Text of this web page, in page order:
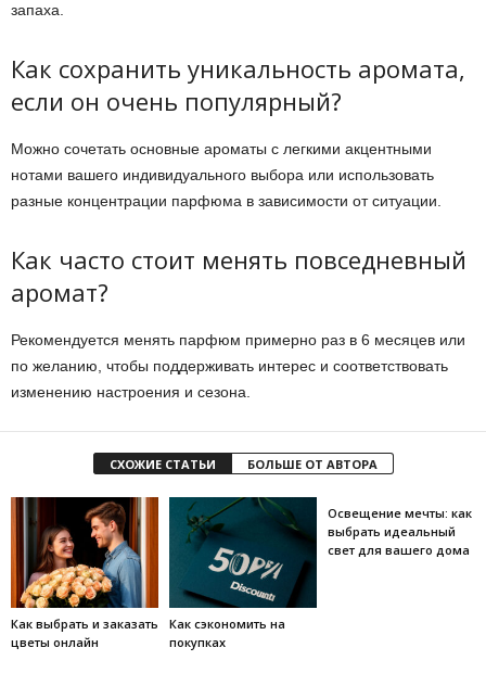
запаха.
Как сохранить уникальность аромата,
если он очень популярный?
Можно сочетать основные ароматы с легкими акцентными
нотами вашего индивидуального выбора или использовать
разные концентрации парфюма в зависимости от ситуации.
Как часто стоит менять повседневный
аромат?
Рекомендуется менять парфюм примерно раз в 6 месяцев или
по желанию, чтобы поддерживать интерес и соответствовать
изменению настроения и сезона.
СХОЖИЕ СТАТЬИ БОЛЬШЕ ОТ АВТОРА
Как выбрать и заказать
цветы онлайн
Как сэкономить на
покупках
Освещение мечты: как
выбрать идеальный
свет для вашего дома